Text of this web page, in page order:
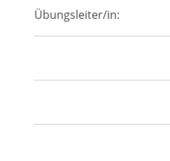
Übungsleiter/in: